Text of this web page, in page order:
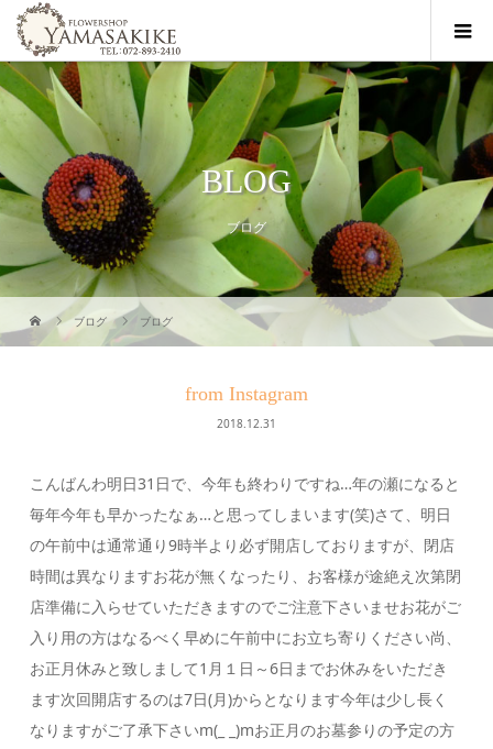
BLOG
ブログ
ブログ ブログ
from Instagram
2018.12.31
こんばんわ明日31日で、今年も終わりですね…年の瀬になると
毎年今年も早かったなぁ…と思ってしまいます(笑)さて、明日
の午前中は通常通り9時半より必ず開店しておりますが、閉店
時間は異なります️お花が無くなったり、お客様が途絶え次第閉
店準備に入らせていただきますのでご注意下さいませお花がご
入り用の方はなるべく早めに️午前中にお立ち寄りください尚、
お正月休みと致しまして1月１日～6日までお休みをいただき
ます次回開店するのは7日(月)からとなります今年は少し長く
なりますがご了承下さいm(_ _)mお正月のお墓参りの予定の方